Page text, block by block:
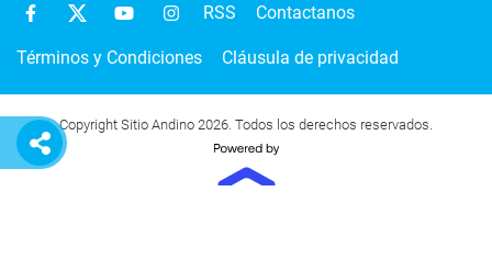
RSS Contactanos
Términos y Condiciones Cláusula de privacidad
Copyright Sitio Andino 2026. Todos los derechos reservados.